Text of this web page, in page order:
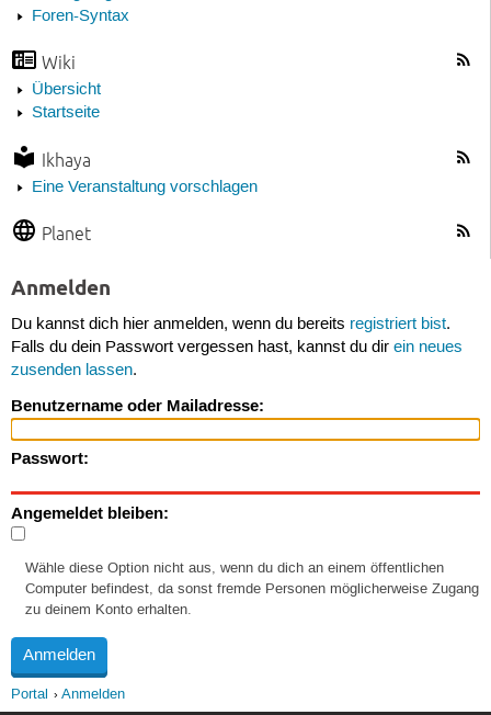
Foren-Syntax
Wiki
Übersicht
Startseite
Ikhaya
Eine Veranstaltung vorschlagen
Planet
Anmelden
Du kannst dich hier anmelden, wenn du bereits registriert bist.
Falls du dein Passwort vergessen hast, kannst du dir ein neues
zusenden lassen.
Benutzername oder Mailadresse:
Passwort:
Angemeldet bleiben:
Wähle diese Option nicht aus, wenn du dich an einem öffentlichen
Computer befindest, da sonst fremde Personen möglicherweise Zugang
zu deinem Konto erhalten.
Portal Anmelden